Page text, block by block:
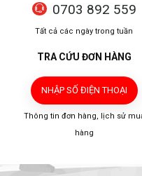
0703 892 559
Tất cả các ngày trong tuần
TRA CỨU ĐƠN HÀNG
NHẬP SỐ ĐIỆN THOẠI
Thông tin đơn hàng, lịch sử
hàng